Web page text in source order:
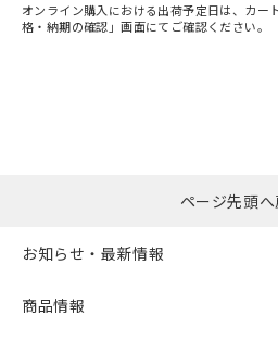
オンライン購入における出荷予定日は、カー
格・納期の確認」画面にてご確認ください。
ページ先頭へ
お知らせ・最新情報
商品情報